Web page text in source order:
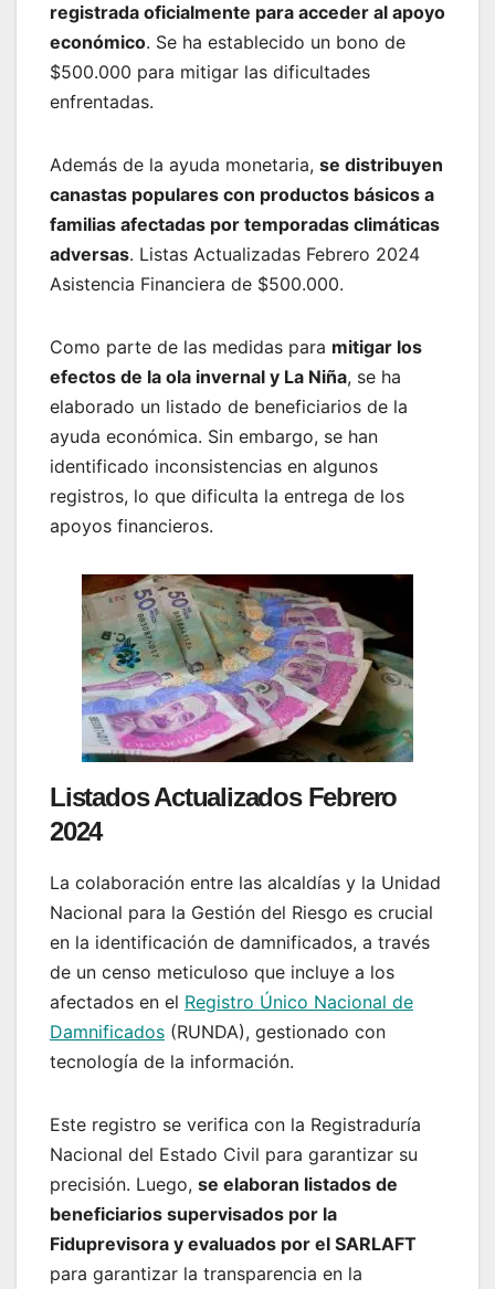
registrada oficialmente para acceder al apoyo
económico. Se ha establecido un bono de
$500.000 para mitigar las dificultades
enfrentadas.
Además de la ayuda monetaria, se distribuyen
canastas populares con productos básicos a
familias afectadas por temporadas climáticas
adversas. Listas Actualizadas Febrero 2024
Asistencia Financiera de $500.000.
Como parte de las medidas para mitigar los
efectos de la ola invernal y La Niña, se ha
elaborado un listado de beneficiarios de la
ayuda económica. Sin embargo, se han
identificado inconsistencias en algunos
registros, lo que dificulta la entrega de los
apoyos financieros.
Listados Actualizados Febrero
2024
La colaboración entre las alcaldías y la Unidad
Nacional para la Gestión del Riesgo es crucial
en la identificación de damnificados, a través
de un censo meticuloso que incluye a los
afectados en el Registro Único Nacional de
Damnificados (RUNDA), gestionado con
tecnología de la información.
Este registro se verifica con la Registraduría
Nacional del Estado Civil para garantizar su
precisión. Luego, se elaboran listados de
beneficiarios supervisados por la
Fiduprevisora y evaluados por el SARLAFT
para garantizar la transparencia en la